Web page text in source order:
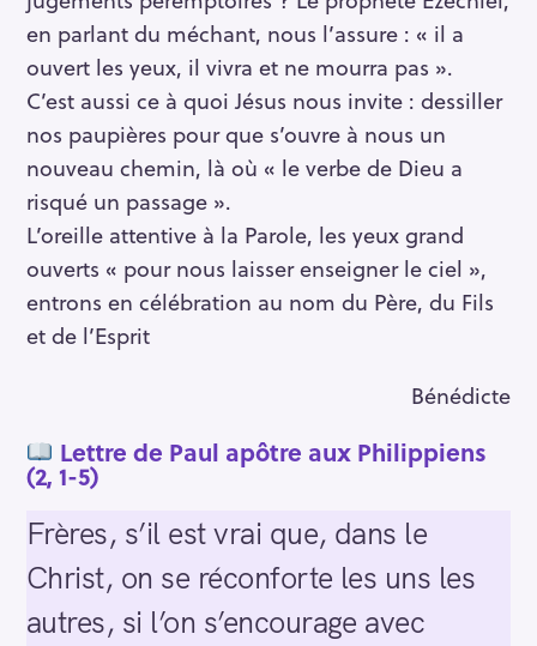
en parlant du méchant, nous l’assure : « il a
ouvert les yeux, il vivra et ne mourra pas ».
C’est aussi ce à quoi Jésus nous invite : dessiller
nos paupières pour que s’ouvre à nous un
nouveau chemin, là où « le verbe de Dieu a
risqué un passage ».
L’oreille attentive à la Parole, les yeux grand
ouverts « pour nous laisser enseigner le ciel »,
entrons en célébration au nom du Père, du Fils
et de l’Esprit
Bénédicte
Lettre de Paul apôtre aux Philippiens
(2, 1-5)
Frères, s’il est vrai que, dans le
Christ, on se réconforte les uns les
autres, si l’on s’encourage avec